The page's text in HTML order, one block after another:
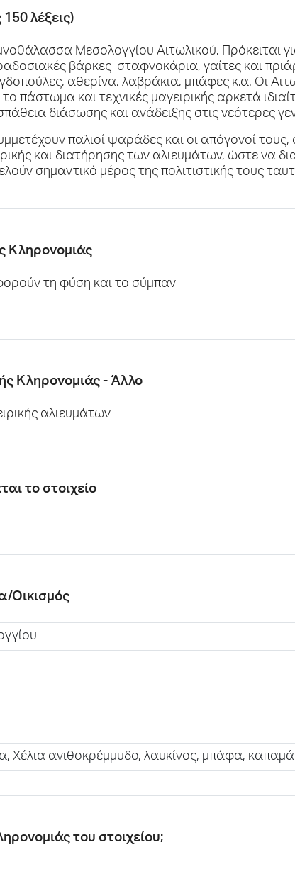
λέξεις)
Μεσολογγίου Αιτωλικού. Πρόκειται
βάρκες σταφνοκάρια, γαίτες και
αθερίνα, λαβράκια, μπάφες κ.α. Οι
πάστωμα και τεχνικές μαγειρικής αρκετά
διάσωσης και ανάδειξης στις νεότερες
παλιοί ψαράδες και οι απόγονοί
και διατήρησης των αλιευμάτων, ώστε να
σημαντικό μέρος της πολιτιστικής τους
Κληρονομιάς
τη φύση και το σύμπαν
Κληρονομιάς - Άλλο
αλιευμάτων
το στοιχείο
Οικισμός
Χέλια ανιθοκρέμμυδο, λαυκίνος, μπάφα,
του στοιχείου;